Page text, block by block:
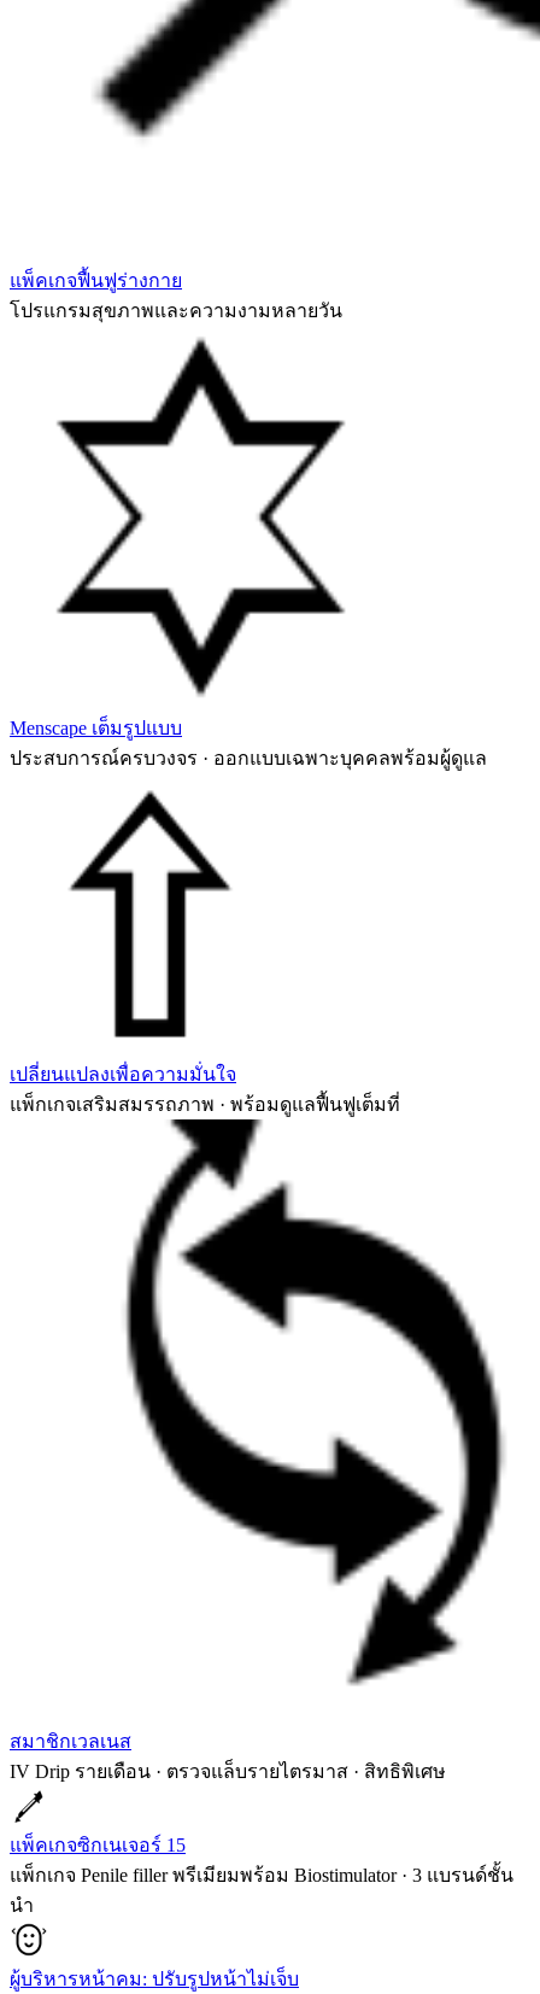
แพ็คเกจฟื้นฟูร่างกาย
โปรแกรมสุขภาพและความงามหลายวัน
Menscape เต็มรูปแบบ
ประสบการณ์ครบวงจร · ออกแบบเฉพาะบุคคลพร้อมผู้ดูแล
เปลี่ยนแปลงเพื่อความมั่นใจ
แพ็กเกจเสริมสมรรถภาพ · พร้อมดูแลฟื้นฟูเต็มที่
สมาชิกเวลเนส
IV Drip รายเดือน · ตรวจแล็บรายไตรมาส · สิทธิพิเศษ
แพ็คเกจซิกเนเจอร์ 15
แพ็กเกจ Penile filler พรีเมียมพร้อม Biostimulator · 3 แบรนด์ชั้น
นำ
ผู้บริหารหน้าคม: ปรับรูปหน้าไม่เจ็บ